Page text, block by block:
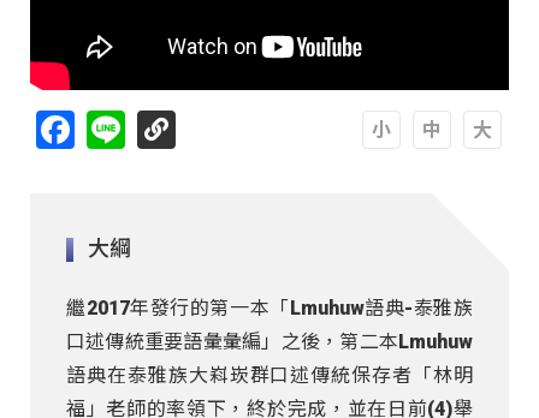
Facebook
Line
大綱
繼2017年發行的第一本「Lmuhuw語典-泰雅族
口述傳統重要語彙彙編」之後，第二本Lmuhuw
語典在泰雅族大嵙崁群口述傳統保存者「林明
福」老師的率領下，終於完成，並在日前(4)舉